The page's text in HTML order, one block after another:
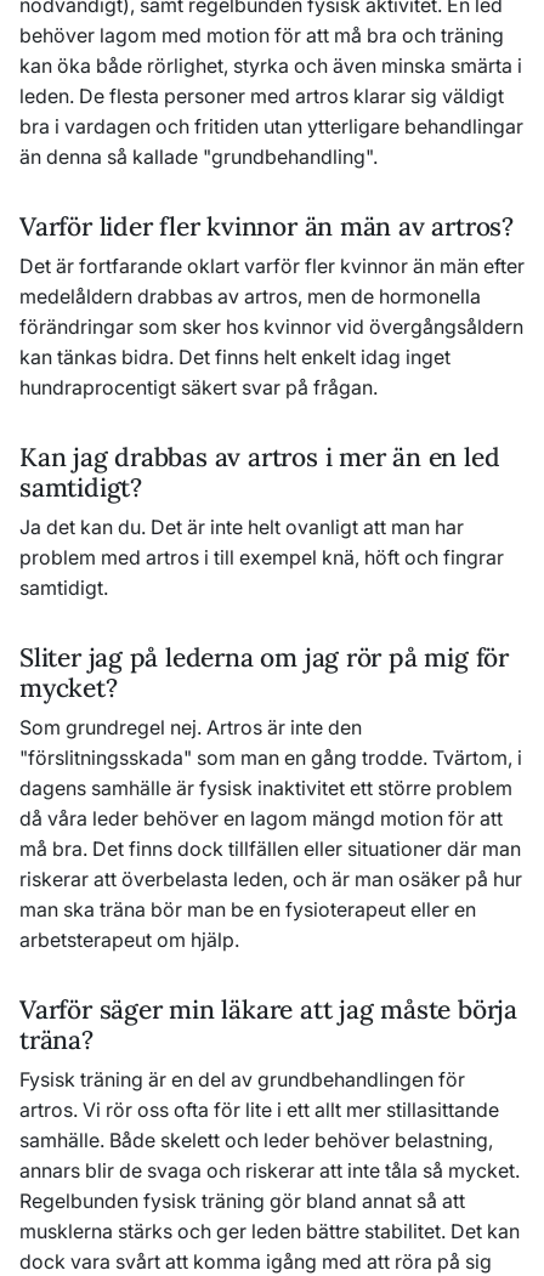
nödvändigt), samt regelbunden fysisk aktivitet. En led
behöver lagom med motion för att må bra och träning
kan öka både rörlighet, styrka och även minska smärta i
leden. De flesta personer med artros klarar sig väldigt
bra i vardagen och fritiden utan ytterligare behandlingar
än denna så kallade "grundbehandling".
Varför lider fler kvinnor än män av artros?
Det är fortfarande oklart varför fler kvinnor än män efter
medelåldern drabbas av artros, men de hormonella
förändringar som sker hos kvinnor vid övergångsåldern
kan tänkas bidra. Det finns helt enkelt idag inget
hundraprocentigt säkert svar på frågan.
Kan jag drabbas av artros i mer än en led
samtidigt?
Ja det kan du. Det är inte helt ovanligt att man har
problem med artros i till exempel knä, höft och fingrar
samtidigt.
Sliter jag på lederna om jag rör på mig för
mycket?
Som grundregel nej. Artros är inte den
"förslitningsskada" som man en gång trodde. Tvärtom, i
dagens samhälle är fysisk inaktivitet ett större problem
då våra leder behöver en lagom mängd motion för att
må bra. Det finns dock tillfällen eller situationer där man
riskerar att överbelasta leden, och är man osäker på hur
man ska träna bör man be en fysioterapeut eller en
arbetsterapeut om hjälp.
Varför säger min läkare att jag måste börja
träna?
Fysisk träning är en del av grundbehandlingen för
artros. Vi rör oss ofta för lite i ett allt mer stillasittande
samhälle. Både skelett och leder behöver belastning,
annars blir de svaga och riskerar att inte tåla så mycket.
Regelbunden fysisk träning gör bland annat så att
musklerna stärks och ger leden bättre stabilitet. Det kan
dock vara svårt att komma igång med att röra på sig